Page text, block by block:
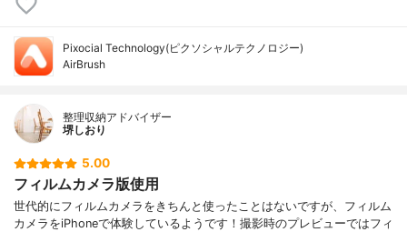
Pixocial Technology(ピクソシャルテクノロジー)
AirBrush
整理収納アドバイザー
堺しおり
5.00
フィルムカメラ版使用
世代的にフィルムカメラをきちんと使ったことはないですが、フィルム
カメラをiPhoneで体験しているようです！撮影時のプレビューではフィ